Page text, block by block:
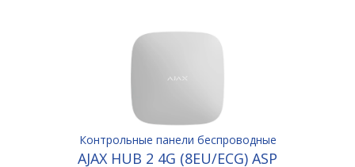
Контрольные панели беспроводные
AJAX HUB 2 4G (8EU/ECG) ASP